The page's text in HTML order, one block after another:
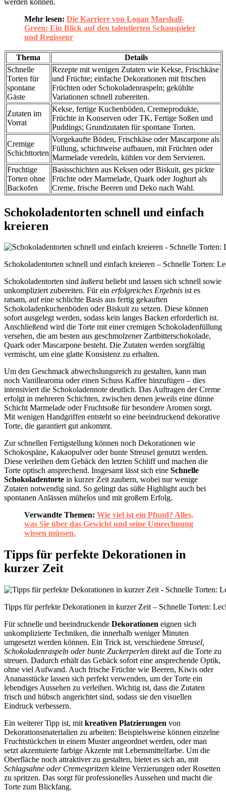
Mehr lesen: Die Karriere von Logan Marshall-
Green: Ein Blick auf den talentierten Schauspieler
und Regisseur
Thema
Details
Schnelle
Torten für
spontane
Gäste
Rezepte mit wenigen Zutaten wie Kekse, Frischkäse
und Früchte; einfache Dekorationen mit frischen
Früchten oder Schokoladenraspeln; gekühlte
Variationen schnell zubereiten.
Zutaten im
Vorrat
Kekse, fertige Kuchenböden, Cremeprodukte,
Früchte in Konserven oder TK, Fertige Soßen und
Puddings; Grundzutaten für spontane Torten.
Cremige
Schichttorten
Vorgekaufte Böden, Frischkäse oder Mascarpone als
Füllung, schichtweise aufbauen, mit Früchten oder
Marmelade veredeln, kühlen vor dem Servieren.
Fruchtige
Torten ohne
Backofen
Basisschichten aus Keksen oder Biskuit, ges pickte
Früchte oder Marmelade, Quark oder Joghurt als
Creme, frische Beeren und Deko nach Wahl.
Schokoladentorten schnell und einfach
kreieren
Schokoladentorten schnell und einfach kreieren – Schnelle Torten:
Schokoladentorten sind äußerst beliebt und lassen sich schnell sowie
unkompliziert zubereiten. Für ein erfolgreiches Ergebnis ist es
ratsam, auf eine schlichte Basis aus fertig gekauften
Schokoladenkuchenböden oder Biskuit zu setzen. Diese können
sofort ausgelegt werden, sodass kein langes Backen erforderlich ist.
Anschließend wird die Torte mit einer cremigen Schokoladenfüllung
versehen, die am besten aus geschmolzener Zartbitterschokolade,
Quark oder Mascarpone besteht. Die Zutaten werden sorgfältig
vermischt, um eine glatte Konsistenz zu erhalten.
Um den Geschmack abwechslungsreich zu gestalten, kann man
noch Vanillearoma oder einen Schuss Kaffee hinzufügen – dies
intensiviert die Schokoladennote deutlich. Das Auftragen der Creme
erfolgt in mehreren Schichten, zwischen denen jeweils eine dünne
Schicht Marmelade oder Fruchtsoße für besondere Aromen sorgt.
Mit wenigen Handgriffen entsteht so eine beeindruckend dekorative
Torte, die garantiert gut ankommt.
Zur schnellen Fertigstellung können noch Dekorationen wie
Schokospäne, Kakaopulver oder bunte Streusel genutzt werden.
Diese verleihen dem Gebäck den letzten Schliff und machen die
Torte optisch ansprechend. Insgesamt lässt sich eine Schnelle
Schokoladentorte in kurzer Zeit zaubern, wobei nur wenige
Zutaten notwendig sind. So gelingt das süße Highlight auch bei
spontanen Anlässen mühelos und mit großem Erfolg.
Verwandte Themen: Wie viel ist ein Pfund? Alles,
was Sie über das Gewicht und seine Umrechnung
wissen müssen.
Tipps für perfekte Dekorationen in
kurzer Zeit
Tipps für perfekte Dekorationen in kurzer Zeit – Schnelle Torten:
Für schnelle und beeindruckende Dekorationen eignen sich
unkomplizierte Techniken, die innerhalb weniger Minuten
umgesetzt werden können. Ein Trick ist, verschiedene Streusel,
Schokoladenraspeln oder bunte Zuckerperlen direkt auf die Torte zu
streuen. Dadurch erhält das Gebäck sofort eine ansprechende Optik,
ohne viel Aufwand. Auch frische Früchte wie Beeren, Kiwis oder
Ananasstücke lassen sich perfekt verwenden, um der Torte ein
lebendiges Aussehen zu verleihen. Wichtig ist, dass die Zutaten
frisch und hübsch angerichtet sind, sodass sie den visuellen
Eindruck verbessern.
Ein weiterer Tipp ist, mit kreativen Platzierungen von
Dekorationsmaterialien zu arbeiten: Beispielsweise können einzelne
Fruchtstückchen in einem Muster angeordnet werden, oder man
setzt akzentuierte farbige Akzente mit Lebensmittelfarbe. Um die
Oberfläche noch attraktiver zu gestalten, bietet es sich an, mit
Schlagsahne oder Cremespritzen kleine Verzierungen oder Rosetten
zu spritzen. Das sorgt für professionelles Aussehen und macht die
Torte zum Blickfang.